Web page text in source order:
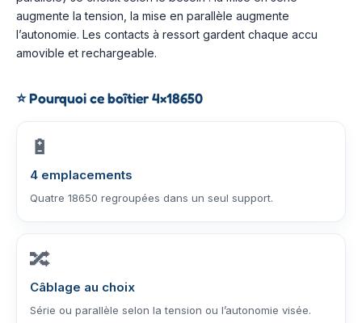
augmente la tension, la mise en parallèle augmente
l’autonomie. Les contacts à ressort gardent chaque accu
amovible et rechargeable.
⭐Pourquoi ce boîtier 4×18650
🔋
4 emplacements
Quatre 18650 regroupées dans un seul support.
🔀
Câblage au choix
Série ou parallèle selon la tension ou l’autonomie visée.